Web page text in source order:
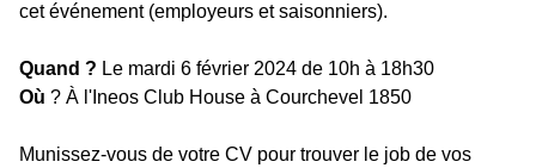
cet événement (employeurs et saisonniers).
Quand ? Le mardi 6 février 2024 de 10h à 18h30
Où ? À l'Ineos Club House à Courchevel 1850
Munissez-vous de votre CV pour trouver le job de vos